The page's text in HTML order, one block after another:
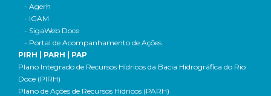
- Agerh
- IGAM
- SigaWeb Doce
- Portal de Acompanhamento de Ações
PIRH | PARH | PAP
Plano Integrado de Recursos Hídricos da Bacia Hidrográfica do Rio
Doce (PIRH)
Plano de Ações de Recursos Hídricos (PARH)